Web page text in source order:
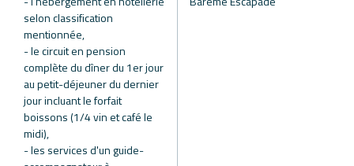
selon classification
mentionnée,
- le circuit en pension
complète du dîner du 1er jour
au petit-déjeuner du dernier
jour incluant le forfait
boissons (1/4 vin et café le
midi),
- les services d'un guide-